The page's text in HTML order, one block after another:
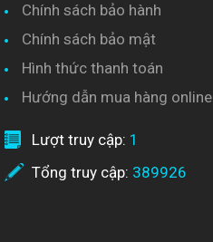
Chính sách bảo hành
Chính sách bảo mật
Hình thức thanh toán
Hướng dẫn mua hàng online
Lượt truy cập: 1
Tổng truy cập: 389926